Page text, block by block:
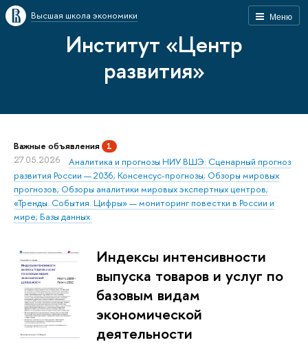
Меню
Высшая школа экономики
Институт «Центр
развития»
Важные объявления 1
27.05.2026
Аналитика и прогнозы НИУ ВШЭ: Сценарный прогноз
развития России — 2036; Консенсус-прогнозы; Обзоры мировых
прогнозов; Обзоры аналитики мировых экспертных центров;
«Тренды. События. Цифры» — мониторинг повестки в России и
мире; Базы данных.
Индексы интенсивности
выпуска товаров и услуг по
базовым видам
экономической
деятельности